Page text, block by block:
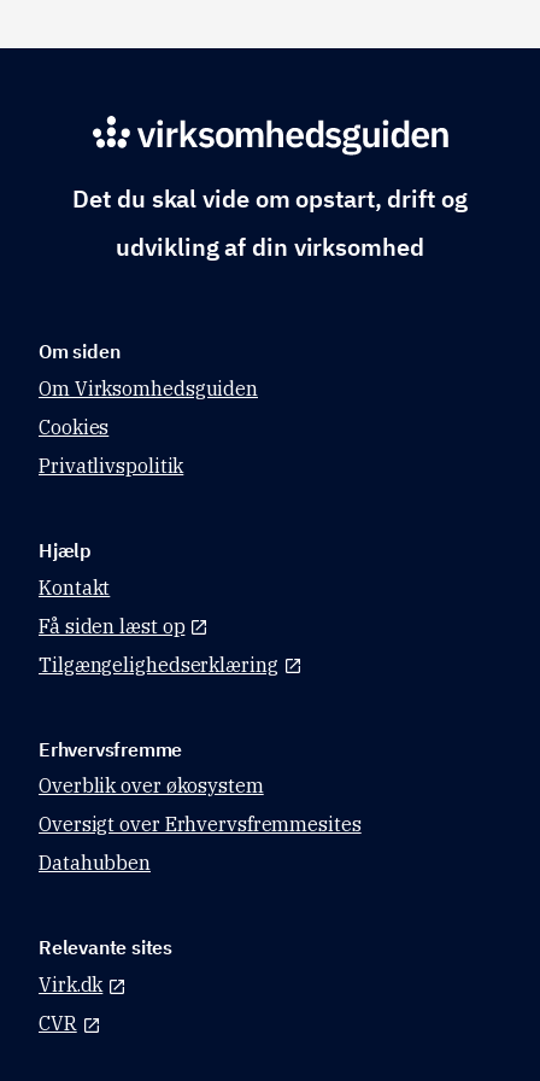
Det du skal vide om opstart, drift og
udvikling af din virksomhed
Om siden
Om Virksomhedsguiden
Cookies
Privatlivspolitik
Hjælp
Kontakt
Få siden læst op
Tilgængelighedserklæring
Erhvervsfremme
Overblik over økosystem
Oversigt over Erhvervsfremmesites
Datahubben
Relevante sites
Virk.dk
CVR